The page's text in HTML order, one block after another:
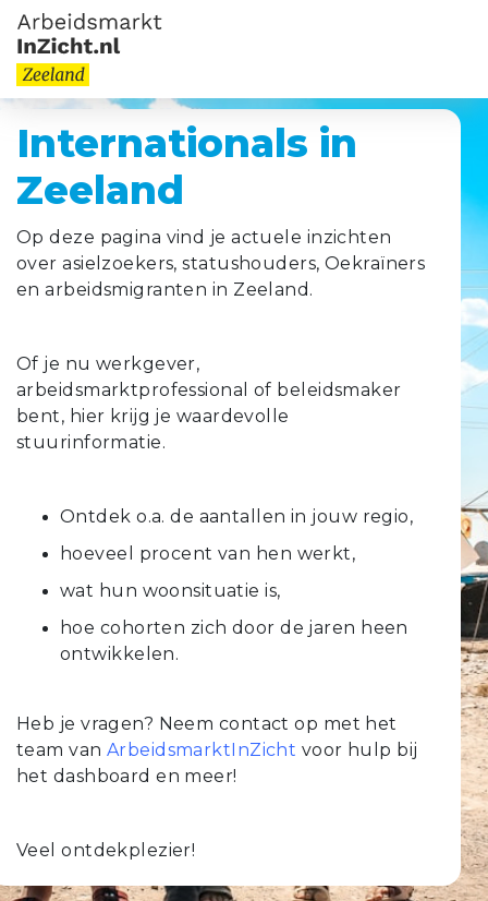
Internationals in
Zeeland
Op deze pagina vind je actuele inzichten
over asielzoekers, statushouders, Oekraïners
en arbeidsmigranten in Zeeland.
Of je nu werkgever,
arbeidsmarktprofessional of beleidsmaker
bent, hier krijg je waardevolle
stuurinformatie.
Ontdek o.a. de aantallen in jouw regio,
hoeveel procent van hen werkt,
wat hun woonsituatie is,
hoe cohorten zich door de jaren heen
ontwikkelen.
Heb je vragen? Neem contact op met het
team van ArbeidsmarktInZicht voor hulp bij
het dashboard en meer!
Veel ontdekplezier!